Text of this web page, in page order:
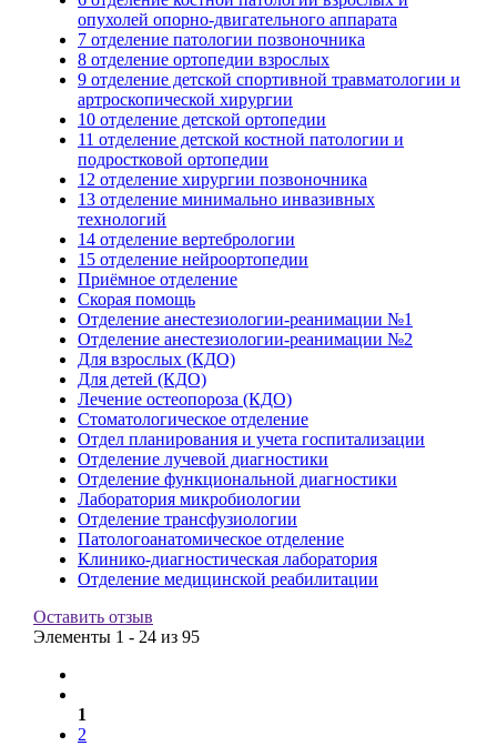
опухолей опорно-двигательного аппарата
7 отделение патологии позвоночника
8 отделение ортопедии взрослых
9 отделение детской спортивной травматологии и
артроскопической хирургии
10 отделение детской ортопедии
11 отделение детской костной патологии и
подростковой ортопедии
12 отделение хирургии позвоночника
13 отделение минимально инвазивных
технологий
14 отделение вертебрологии
15 отделение нейроортопедии
Приёмное отделение
Скорая помощь
Отделение анестезиологии-реанимации №1
Отделение анестезиологии-реанимации №2
Для взрослых (КДО)
Для детей (КДО)
Лечение остеопороза (КДО)
Стоматологическое отделение
Отдел планирования и учета госпитализации
Отделение лучевой диагностики
Отделение функциональной диагностики
Лаборатория микробиологии
Отделение трансфузиологии
Патологоанатомическое отделение
Клинико-диагностическая лаборатория
Отделение медицинской реабилитации
Оставить отзыв
Элементы 1 - 24 из 95
1
2